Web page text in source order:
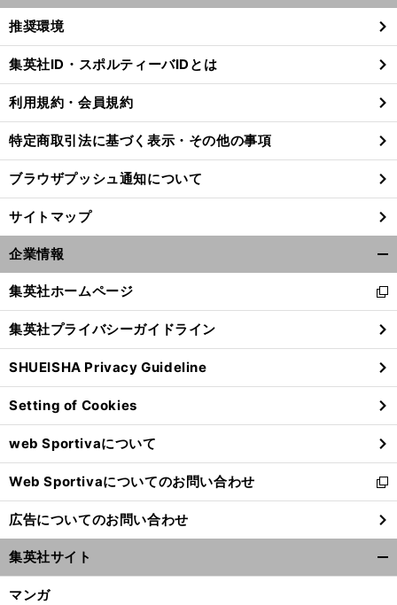
閉
る
推奨環境
集英社ID・スポルティーバIDとは
利用規約・会員規約
特定商取引法に基づく表示・その他の事項
ブラウザプッシュ通知について
サイトマップ
企業情報
閉
る
集英社ホームページ
新
し
い
ウ
ィ
ン
ド
ウ
で
開
く
集英社プライバシーガイドライン
SHUEISHA Privacy Guideline
Setting of Cookies
web Sportivaについて
Web Sportivaについてのお問い合わせ
新
し
い
ウ
ィ
ン
広告についてのお問い合わせ
集英社サイト
マンガ